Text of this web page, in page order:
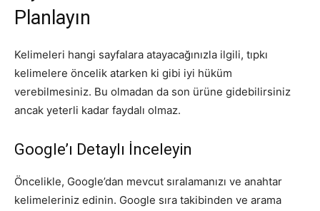
Planlayın
Kelimeleri hangi sayfalara atayacağınızla ilgili, tıpkı
kelimelere öncelik atarken ki gibi iyi hüküm
verebilmesiniz. Bu olmadan da son ürüne gidebilirsiniz
ancak yeterli kadar faydalı olmaz.
Google’ı Detaylı İnceleyin
Öncelikle, Google’dan mevcut sıralamanızı ve anahtar
kelimeleriniz edinin. Google sıra takibinden ve arama